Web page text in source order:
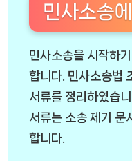
민사소송
민사소송을 시작하
합니다. 민사소송법
서류를 정리하였습
서류는 소송 제기 문
합니다.